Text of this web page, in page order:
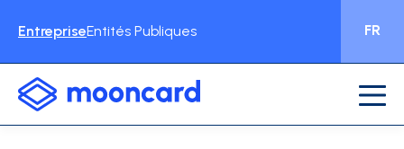
EntrepriseEntités Publiques FR